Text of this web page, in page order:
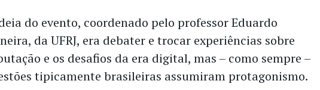
do evento, coordenado pelo professor Eduardo
da UFRJ, era debater e trocar experiências sobre
e os desafios da era digital, mas – como sempre –
tipicamente brasileiras assumiram protagonismo.